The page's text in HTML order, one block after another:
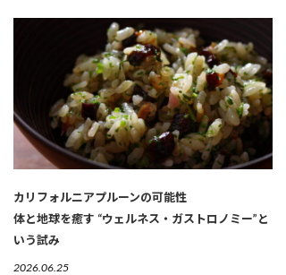
カリフォルニアプルーンの可能性
体と地球を癒す “ウェルネス・ガストロノミー”と
いう試み
2026.06.25